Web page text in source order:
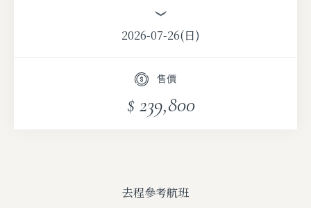
2026-07-26(日)
售價
$ 239,800
去程參考航班